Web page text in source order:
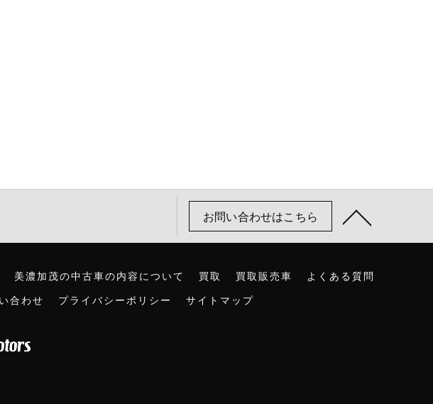
お問い合わせはこちら
美濃加茂の中古車の内容について 買取 買取販売車
よくある質問
合わせ プライバシーポリシー サイトマップ